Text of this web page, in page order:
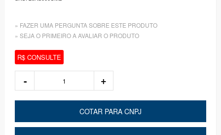
» FAZER UMA PERGUNTA SOBRE ESTE PRODUTO
» SEJA O PRIMEIRO A AVALIAR O PRODUTO
R$ CONSULTE
COTAR PARA CNPJ